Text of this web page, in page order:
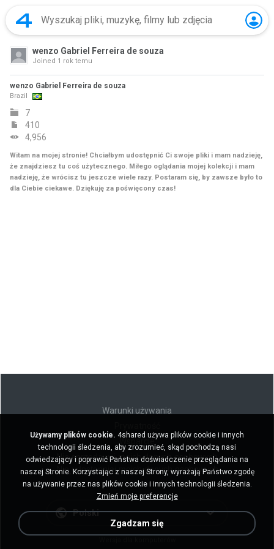
wenzo Gabriel Ferreira de souza
Joined 1 rok temu
wenzo Gabriel Ferreira de souza
Brazil
7
410
4,956
Witam na mojej stronie! Chciałbym udostępnić Ci swoje pliki i mam nadzieję,
że znajdziesz tu coś użytecznego. Miłego oglądania mojej kolekcji i mam
nadzieję, że wrócisz tu jeszcze wiele razy. Postaram się, by zawsze było to
dla Ciebie ciekawe. Dziękuję za poświęcony czas!
Warunki używania
Nie sprzedawaj moich danych osobowych
Nie udostępniaj moich danych osobowych
Polski
Używamy plików cookie. 4shared używa plików cookie i innych
technologii śledzenia, aby zrozumieć, skąd pochodzą nasi
odwiedzający i poprawić Państwa doświadczenie przeglądania na
naszej Stronie. Korzystając z naszej Strony, wyrażają Państwo zgodę
na używanie przez nas plików cookie i innych technologii śledzenia.
Zmień moje preferencje
Zgadzam się